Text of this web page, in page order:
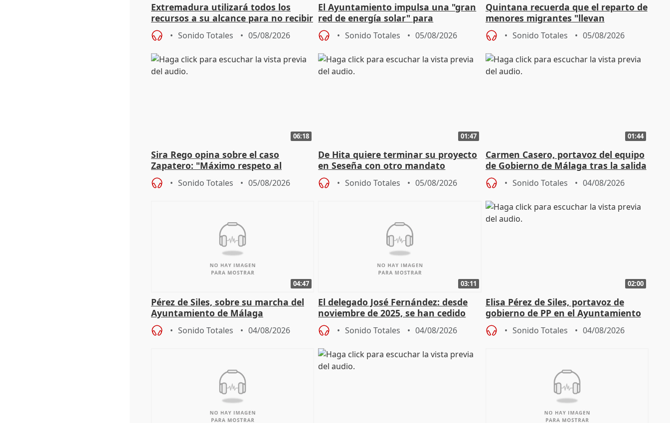
Extremadura utilizará todos los
recursos a su alcance para no recibir
más menores migrantes
Sonido Totales 05/08/2026
El Ayuntamiento impulsa una "gran
red de energía solar" para
autoconsumo
Sonido Totales 05/08/2026
Quintana recuerda que el reparto de
menores migrantes "llevan
aportación del Gobierno" central
Sonido Totales 05/08/2026
06:18
Sira Rego opina sobre el caso
Zapatero: "Máximo respeto al
proceso judicial"
Sonido Totales 05/08/2026
01:47
De Hita quiere terminar su proyecto
en Seseña con otro mandato
Sonido Totales 05/08/2026
01:44
Carmen Casero, portavoz del equipo
de Gobierno de Málaga tras la salida
de Pérez de Siles
Sonido Totales 04/08/2026
04:47
Pérez de Siles, sobre su marcha del
Ayuntamiento de Málaga
Sonido Totales 04/08/2026
03:11
El delegado José Fernández: desde
noviembre de 2025, se han cedido
9.810 ayudas por nacimiento
Sonido Totales 04/08/2026
02:00
Elisa Pérez de Siles, portavoz de
gobierno de PP en el Ayuntamiento
de Málaga, deja la política
Sonido Totales 04/08/2026